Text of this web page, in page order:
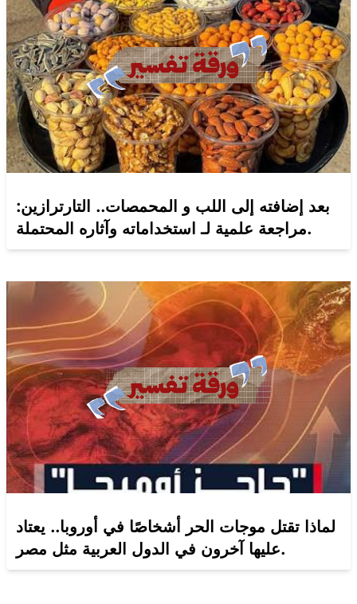
بعد إضافته إلى اللب و المحمصات.. التارترازين:
مراجعة علمية لـ استخداماته وآثاره المحتملة.
لماذا تقتل موجات الحر أشخاصًا في أوروبا.. يعتاد
عليها آخرون في الدول العربية مثل مصر.